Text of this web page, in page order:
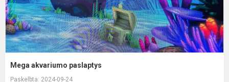
Mega akvariumo paslaptys
Paskelbta: 2024-09-24